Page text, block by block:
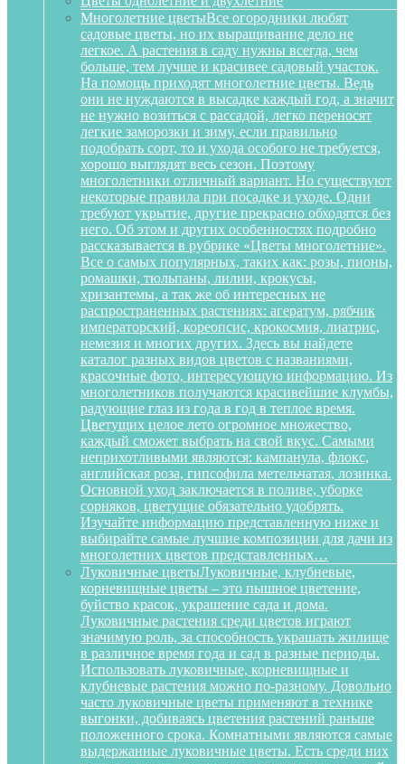
Многолетние цветыВсе огородники любят
садовые цветы, но их выращивание дело не
легкое. А растения в саду нужны всегда, чем
больше, тем лучше и красивее садовый участок.
На помощь приходят многолетние цветы. Ведь
они не нуждаются в высадке каждый год, а значит
не нужно возиться с рассадой, легко переносят
легкие заморозки и зиму, если правильно
подобрать сорт, то и ухода особого не требуется,
хорошо выглядят весь сезон. Поэтому
многолетники отличный вариант. Но существуют
некоторые правила при посадке и уходе. Одни
требуют укрытие, другие прекрасно обходятся без
него. Об этом и других особенностях подробно
рассказывается в рубрике «Цветы многолетние».
Все о самых популярных, таких как: розы, пионы,
ромашки, тюльпаны, лилии, крокусы,
хризантемы, а так же об интересных не
распространенных растениях: агератум, рябчик
императорский, кореопсис, крокосмия, лиатрис,
немезия и многих других. Здесь вы найдете
каталог разных видов цветов с названиями,
красочные фото, интересующую информацию. Из
многолетников получаются красивейшие клумбы,
радующие глаз из года в год в теплое время.
Цветущих целое лето огромное множество,
каждый сможет выбрать на свой вкус. Самыми
неприхотливыми являются: кампанула, флокс,
английская роза, гипсофила метельчатая, лозинка.
Основной уход заключается в поливе, уборке
сорняков, цветущие обязательно удобрять.
Изучайте информацию представленную ниже и
выбирайте самые лучшие композиции для дачи из
многолетних цветов представленных…
Луковичные цветыЛуковичные, клубневые,
корневищные цветы – это пышное цветение,
буйство красок, украшение сада и дома.
Луковичные растения среди цветов играют
значимую роль, за способность украшать жилище
в различное время года и сад в разные периоды.
Использовать луковичные, корневищные и
клубневые растения можно по-разному. Довольно
часто луковичные цветы применяют в технике
выгонки, добиваясь цветения растений раньше
положенного срока. Комнатными являются самые
выдержанные луковичные цветы. Есть среди них